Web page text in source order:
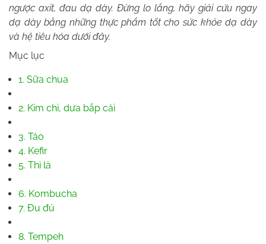
ngược axit, đau dạ dày. Đừng lo lắng, hãy giải cứu ngay
dạ dày bằng những thực phẩm tốt cho sức khỏe dạ dày
và hệ tiêu hóa dưới đây.
Mục lục
1. Sữa chua
2. Kim chi, dưa bắp cải
3. Táo
4. Kefir
5. Thì là
6. Kombucha
7. Đu đủ
8. Tempeh